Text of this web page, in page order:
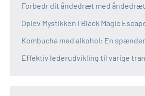
Forbedr dit åndedræt med
Oplev Mystikken i Black Magic
Kombucha med alkohol: En
Effektiv lederudvikling til varige